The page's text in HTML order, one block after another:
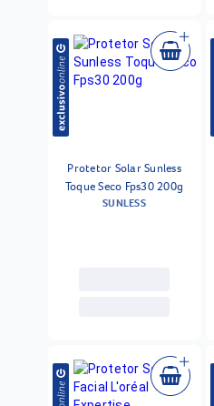
Protetor Solar Sunless
Toque Seco Fps30 200g
SUNLESS